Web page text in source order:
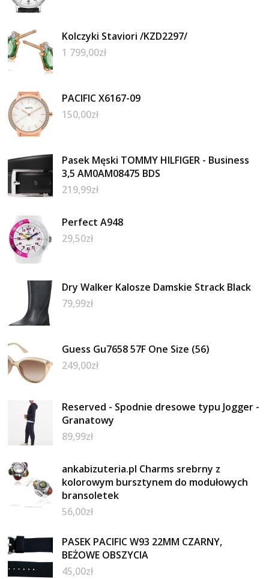
Kolczyki Staviori /KZD2297/
1 799,00zł
PACIFIC X6167-09
150,00zł
Pasek Męski TOMMY HILFIGER - Business
3,5 AM0AM08475 BDS
219,99zł
Perfect A948
29,50zł
Dry Walker Kalosze Damskie Strack Black
79,99zł
Guess Gu7658 57F One Size (56)
249,00zł
Reserved - Spodnie dresowe typu Jogger -
Granatowy
89,99zł
ankabizuteria.pl Charms srebrny z
kolorowym bursztynem do modułowych
bransoletek
56,00zł
PASEK PACIFIC W93 22MM CZARNY,
BEŻOWE OBSZYCIA
45,00zł